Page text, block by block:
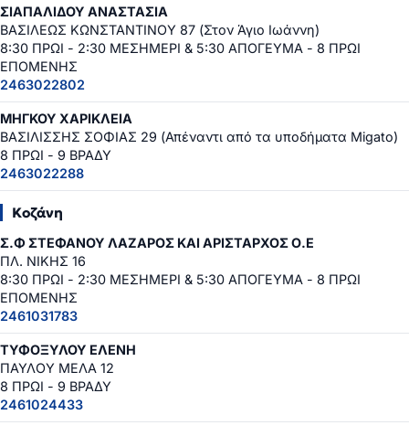
ΣΙΑΠΑΛΙΔΟΥ ΑΝΑΣΤΑΣΙΑ
ΒΑΣΙΛΕΩΣ ΚΩΝΣΤΑΝΤΙΝΟΥ 87 (Στον Άγιο Ιωάννη)
8:30 ΠΡΩΙ - 2:30 ΜΕΣΗΜΕΡΙ & 5:30 ΑΠΟΓΕΥΜΑ - 8 ΠΡΩΙ
ΕΠΟΜΕΝΗΣ
2463022802
ΜΗΓΚΟΥ ΧΑΡΙΚΛΕΙΑ
ΒΑΣΙΛΙΣΣΗΣ ΣΟΦΙΑΣ 29 (Απέναντι από τα υποδήματα Migato)
8 ΠΡΩΙ - 9 ΒΡΑΔΥ
2463022288
Κοζάνη
Σ.Φ ΣΤΕΦΑΝΟΥ ΛΑΖΑΡΟΣ ΚΑΙ ΑΡΙΣΤΑΡΧΟΣ Ο.Ε
ΠΛ. ΝΙΚΗΣ 16
8:30 ΠΡΩΙ - 2:30 ΜΕΣΗΜΕΡΙ & 5:30 ΑΠΟΓΕΥΜΑ - 8 ΠΡΩΙ
ΕΠΟΜΕΝΗΣ
2461031783
ΤΥΦΟΞΥΛΟΥ ΕΛΕΝΗ
ΠΑΥΛΟΥ ΜΕΛΑ 12
8 ΠΡΩΙ - 9 ΒΡΑΔΥ
2461024433